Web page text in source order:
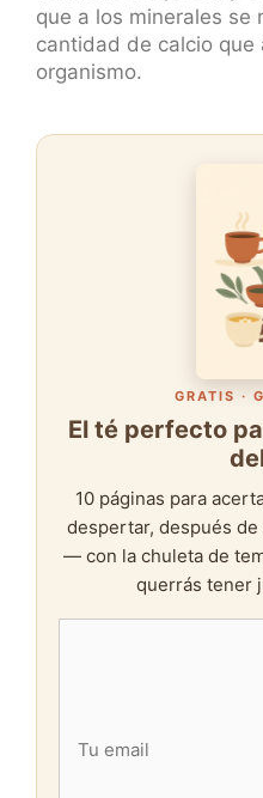
que a los minerales se
cantidad de calcio que
organismo.
GRATIS ·
El té perfecto
10 páginas para
despertar, después
— con la chuleta de
querrás tener